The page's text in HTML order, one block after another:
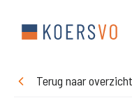
Terug naar overzicht